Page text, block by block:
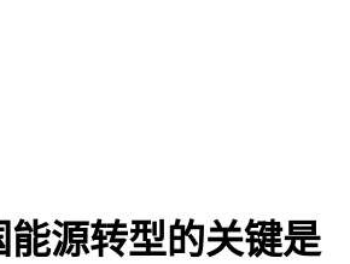
能源转型的关键是